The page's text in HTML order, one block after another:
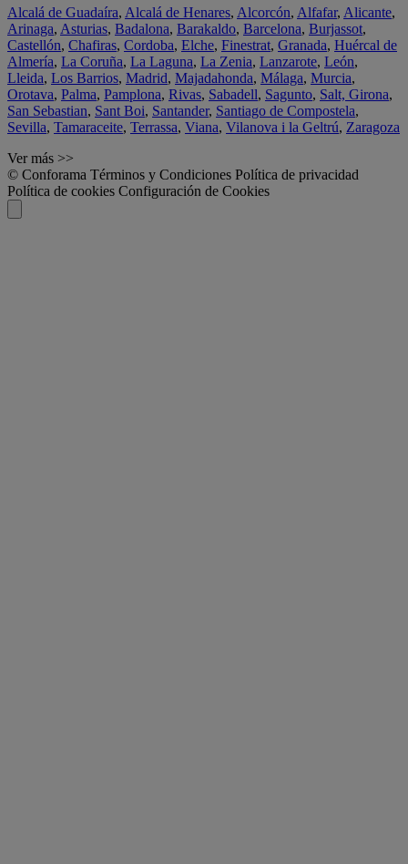
Alcalá de Guadaíra, Alcalá de Henares, Alcorcón, Alfafar, Alicante,
Arinaga, Asturias, Badalona, Barakaldo, Barcelona, Burjassot,
Castellón, Chafiras, Cordoba, Elche, Finestrat, Granada, Huércal de
Almería, La Coruña, La Laguna, La Zenia, Lanzarote, León,
Lleida, Los Barrios, Madrid, Majadahonda, Málaga, Murcia,
Orotava, Palma, Pamplona, Rivas, Sabadell, Sagunto, Salt, Girona,
San Sebastian, Sant Boi, Santander, Santiago de Compostela,
Sevilla, Tamaraceite, Terrassa, Viana, Vilanova i la Geltrú, Zaragoza
Ver más >>
© Conforama Términos y Condiciones Política de privacidad
Política de cookies Configuración de Cookies